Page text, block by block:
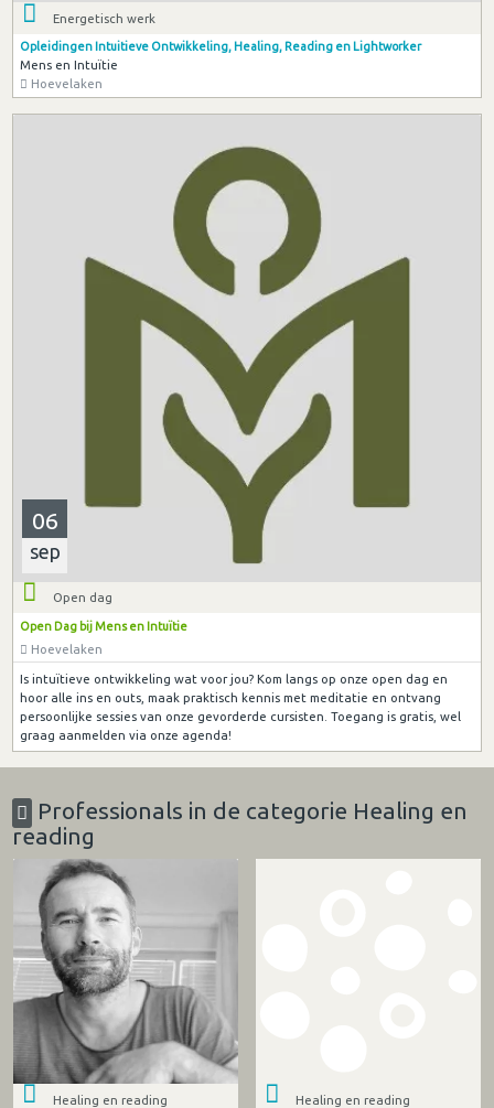
Energetisch werk
Opleidingen Intuitieve Ontwikkeling, Healing, Reading en Lightworker
Mens en Intuïtie
Hoevelaken
06
sep
Open dag
Open Dag bij Mens en Intuïtie
Hoevelaken
Is intuïtieve ontwikkeling wat voor jou? Kom langs op onze open dag en
hoor alle ins en outs, maak praktisch kennis met meditatie en ontvang
persoonlijke sessies van onze gevorderde cursisten. Toegang is gratis, wel
graag aanmelden via onze agenda!
Professionals in de categorie Healing en
reading
Healing en reading Healing en reading